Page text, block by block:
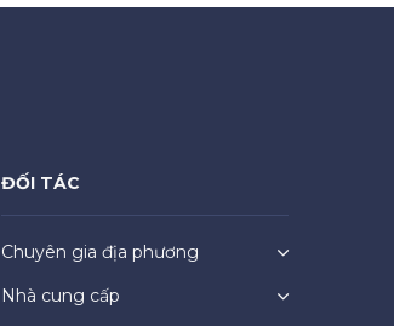
ĐỐI TÁC
Chuyên gia địa phương
Nhà cung cấp